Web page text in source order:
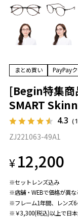
まとめ買い PayPay
[Begin特集
SMART
4.3 （
ZJ221063-49A1
¥12,200
※セットレンズ込み
※店舗・WEBで価格が異な
※フレーム1年間、レンズ6
※￥3,300(税込)以上で日